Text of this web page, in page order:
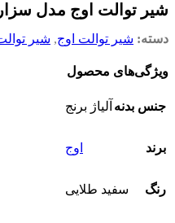
شیر توالت اوج مدل سزار
دسته: شیر توالت اوج, شیر
ویژگی‌های محصول
جنس بدنه آلیاژ برنج
برند اوج
رنگ سفید طلایی